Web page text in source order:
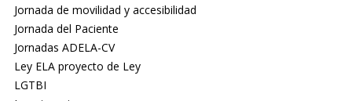
Jornada de movilidad y accesibilidad
Jornada del Paciente
Jornadas ADELA-CV
Ley ELA proyecto de Ley
LGTBI